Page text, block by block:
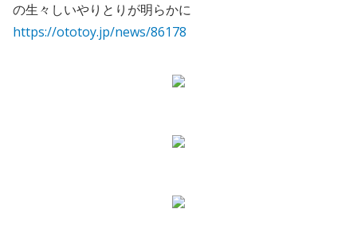
の生々しいやりとりが明らかに
https://ototoy.jp/news/86178